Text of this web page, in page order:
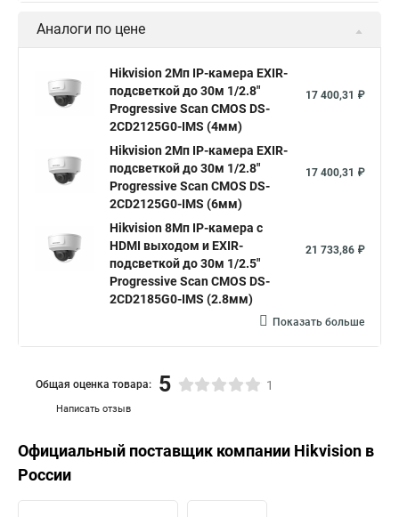
Аналоги по цене
Hikvision 2Мп IP-камера EXIR-
подсветкой до 30м 1/2.8"
Progressive Scan CMOS DS-
2CD2125G0-IMS (4мм)
17 400,31 ₽
Hikvision 2Мп IP-камера EXIR-
подсветкой до 30м 1/2.8"
Progressive Scan CMOS DS-
2CD2125G0-IMS (6мм)
17 400,31 ₽
Hikvision 8Мп IP-камера с
HDMI выходом и EXIR-
подсветкой до 30м 1/2.5"
Progressive Scan CMOS DS-
2CD2185G0-IMS (2.8мм)
21 733,86 ₽
Показать больше
Написать отзыв
Общая оценка товара: 5 1
Официальный поставщик компании Hikvision в
России